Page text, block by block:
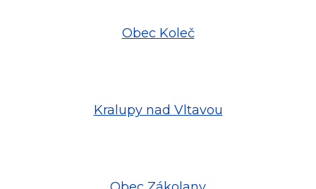
Obec Koleč
Kralupy nad Vltavou